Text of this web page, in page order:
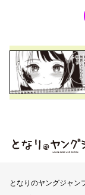
となり
となりのヤングジャン